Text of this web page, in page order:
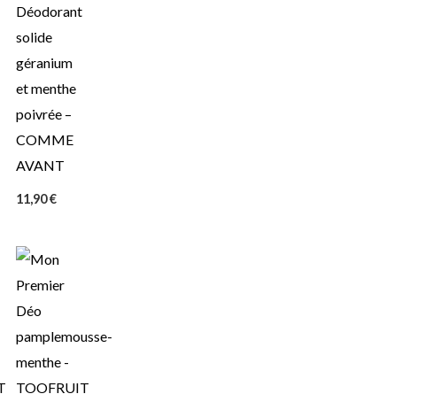
Déodorant
solide
géranium
et menthe
poivrée –
COMME
AVANT
11,90€